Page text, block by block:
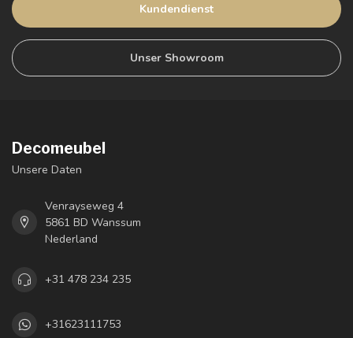
Kundendienst
Unser Showroom
Decomeubel
Unsere Daten
Venrayseweg 4
5861 BD Wanssum
Nederland
+31 478 234 235
+31623111753